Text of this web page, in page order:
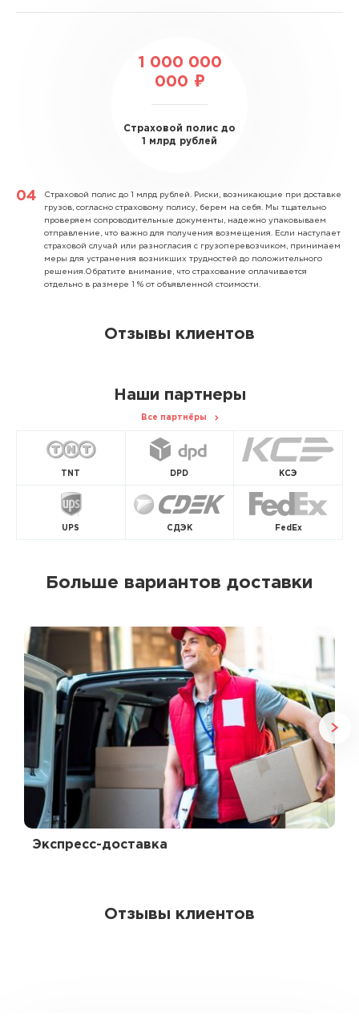
1 000 000
000 ₽
Страховой полис до
1 млрд рублей
Страховой полис до 1 млрд рублей. Риски, возникающие при доставке
грузов, согласно страховому полису, берем на себя. Мы тщательно
проверяем сопроводительные документы, надежно упаковываем
отправление, что важно для получения возмещения. Если наступает
страховой случай или разногласия с грузоперевозчиком, принимаем
меры для устранения возникших трудностей до положительного
решения.Обратите внимание, что страхование оплачивается
отдельно в размере 1 % от объявленной стоимости.
Отзывы клиентов
Наши партнеры
Все партнёры
TNT DPD КСЭ
UPS СДЭК FedEx
Больше вариантов доставки
Экспресс-доставка
Отзывы клиентов